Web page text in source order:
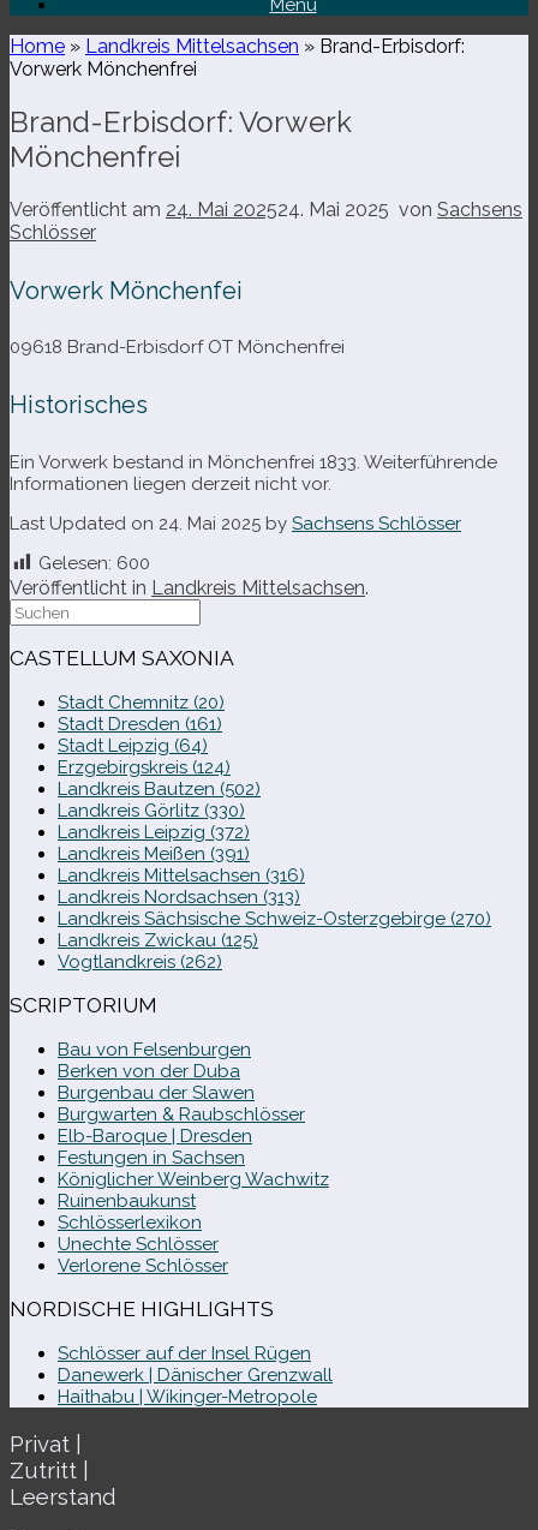
Menü
Home » Landkreis Mittelsachsen » Brand-​Erbisdorf:
Vorwerk Mönchenfrei
Brand-​Erbisdorf: Vorwerk
Mönchenfrei
Veröffentlicht am 24. Mai 202524. Mai 2025 von Sachsens
Schlösser
Vorwerk Mönchenfei
09618 Brand-​Erbisdorf OT Mönchenfrei
Historisches
Ein Vorwerk bestand in Mönchenfrei 1833. Weiterführende
Informationen lie­gen der­zeit nicht vor.
Last Updated on 24. Mai 2025 by Sachsens Schlösser
Gelesen: 600
Veröffentlicht in Landkreis Mittelsachsen.
Suche
nach:
CASTELLUM SAXONIA
Stadt Chemnitz (20)
Stadt Dresden (161)
Stadt Leipzig (64)
Erzgebirgskreis (124)
Landkreis Bautzen (502)
Landkreis Görlitz (330)
Landkreis Leipzig (372)
Landkreis Meißen (391)
Landkreis Mittelsachsen (316)
Landkreis Nordsachsen (313)
Landkreis Sächsische Schweiz-​Osterzgebirge (270)
Landkreis Zwickau (125)
Vogtlandkreis (262)
SCRIPTORIUM
Bau von Felsenburgen
Berken von der Duba
Burgenbau der Slawen
Burgwarten & Raubschlösser
Elb-​Baroque | Dresden
Festungen in Sachsen
Königlicher Weinberg Wachwitz
Ruinenbaukunst
Schlösserlexikon
Unechte Schlösser
Verlorene Schlösser
NORDISCHE HIGHLIGHTS
Schlösser auf der Insel Rügen
Danewerk | Dänischer Grenzwall
Haithabu | Wikinger-Metropole
Privat |
Zutritt |
Leerstand